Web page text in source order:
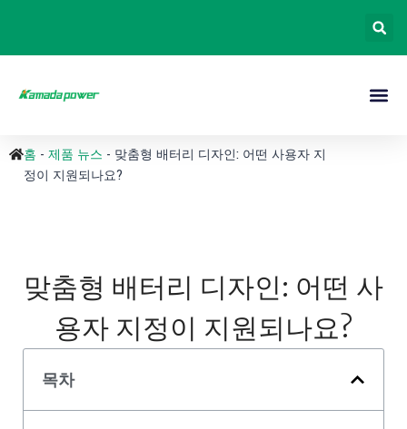
홈 - 제품 뉴스 - 맞춤형 배터리 디자인: 어떤 사용자 지
정이 지원되나요?
맞춤형 배터리 디자인: 어떤 사
용자 지정이 지원되나요?
목차